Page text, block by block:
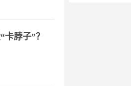
脖子”？